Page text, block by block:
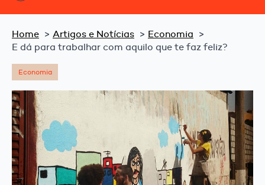
Home Artigos e Notícias
Economia
E dá para trabalhar com aquilo que te faz feliz?
Economia